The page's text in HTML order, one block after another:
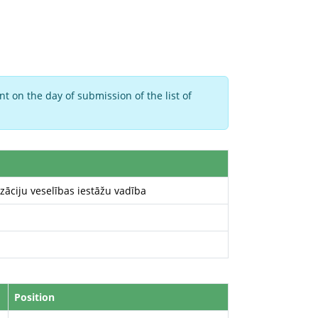
on the day of submission of the list of
veselības iestāžu vadība
Position